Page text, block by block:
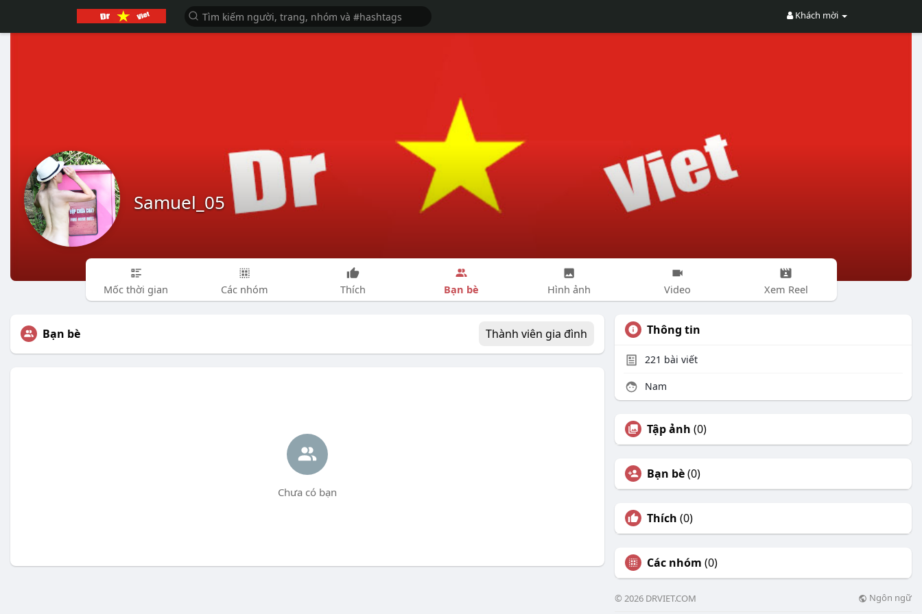
Khách mời
Samuel_05
Mốc thời gian Các nhóm Thích Bạn bè Hình ảnh Video Xem Reel
Bạn bè Thành viên gia đình
Chưa có bạn
Thông tin
221 bài viết
Nam
Tập ảnh (0)
Bạn bè(0)
Thích (0)
Các nhóm (0)
© 2026 DRVIET.COM Ngôn ngữ